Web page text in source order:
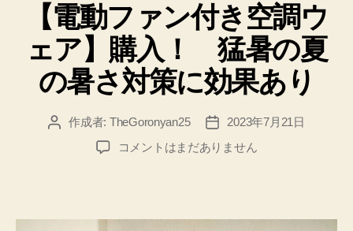
と
日
常
の
こ
と
ゴ
リ
ー
【電動ファン付き空調ウ
ェア】購入！ 猛暑の夏
の暑さ対策に効果あり
投 作成者: TheGoronyan25
投
稿
日
2023年7月21日
【電
ン
コメントはまだありません